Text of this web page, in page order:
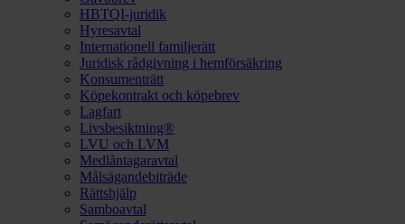
HBTQI-juridik
Hyresavtal
Internationell familjerätt
Juridisk rådgivning i hemförsäkring
Konsumenträtt
Köpekontrakt och köpebrev
Lagfart
Livsbesiktning®
LVU och LVM
Medlåntagaravtal
Målsägandebiträde
Rättshjälp
Samboavtal